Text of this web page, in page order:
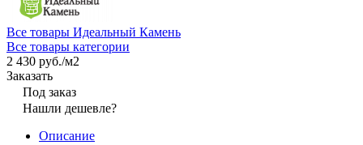
Все товары Идеальный Камень
Все товары категории
2 430 руб./м2
Заказать
Под заказ
Нашли дешевле?
Описание